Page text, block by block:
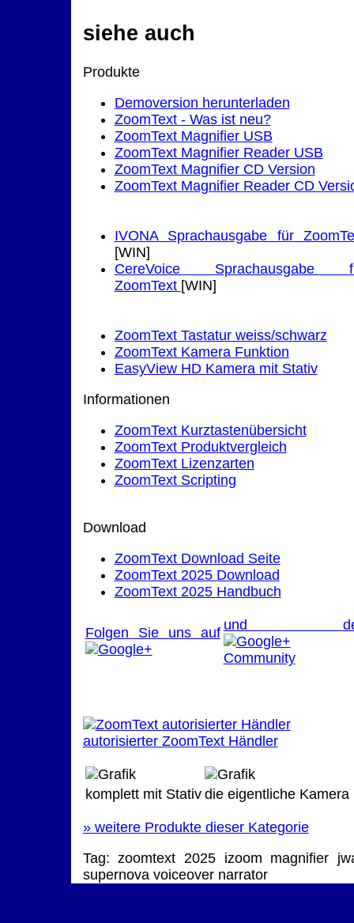
siehe auch
Produkte
Demoversion herunterladen
ZoomText - Was ist neu?
ZoomText Magnifier USB
ZoomText Magnifier Reader USB
ZoomText Magnifier CD Version
ZoomText Magnifier Reader CD
IVONA Sprachausgabe für
[WIN]
CereVoice Sprachausgabe
ZoomText [WIN]
ZoomText Tastatur weiss/schwarz
ZoomText Kamera Funktion
EasyView HD Kamera mit Stativ
Informationen
ZoomText Kurztastenübersicht
ZoomText Produktvergleich
ZoomText Lizenzarten
ZoomText Scripting
Download
ZoomText Download Seite
ZoomText 2025 Download
ZoomText 2025 Handbuch
Folgen Sie uns auf und
autorisierter ZoomText Händler
komplett mit Stativ die eigentliche Kamera
»weitere Produkte dieser Kategorie
Tag: zoomtext 2025izoom magnifier
supernovavoiceovernarrator